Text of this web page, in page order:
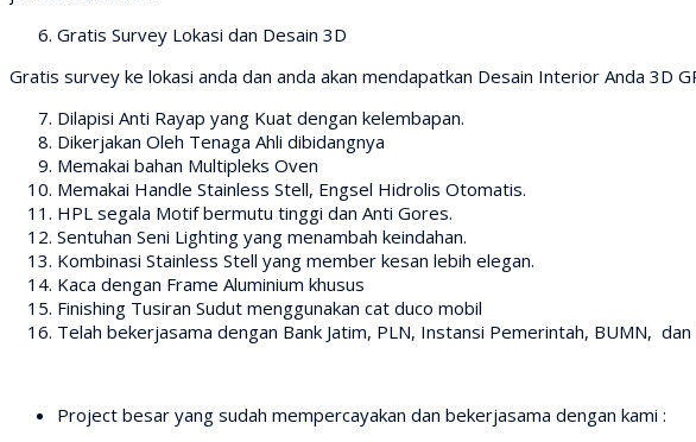
Gratis Survey Lokasi dan Desain 3D
Gratis survey ke lokasi anda dan anda akan mendapatkan Desain Interior Anda 3D
Dilapisi Anti Rayap yang Kuat dengan kelembapan.
Dikerjakan Oleh Tenaga Ahli dibidangnya
Memakai bahan Multipleks Oven
Memakai Handle Stainless Stell, Engsel Hidrolis Otomatis.
HPL segala Motif bermutu tinggi dan Anti Gores.
Sentuhan Seni Lighting yang menambah keindahan.
Kombinasi Stainless Stell yang member kesan lebih elegan.
Kaca dengan Frame Aluminium khusus
Finishing Tusiran Sudut menggunakan cat duco mobil
Telah bekerjasama dengan Bank Jatim, PLN, Instansi Pemerintah, BUMN,
Project besar yang sudah mempercayakan dan bekerjasama dengan kami :